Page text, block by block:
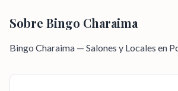
Sobre Bingo Charaima
Bingo Charaima — Salones y Locales en